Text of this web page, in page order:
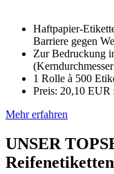
Haftpapier-
Barriere gegen
Zur Bedruckung
1 Rolle à 500
Preis: 20,10
Mehr erfahren
UNSER